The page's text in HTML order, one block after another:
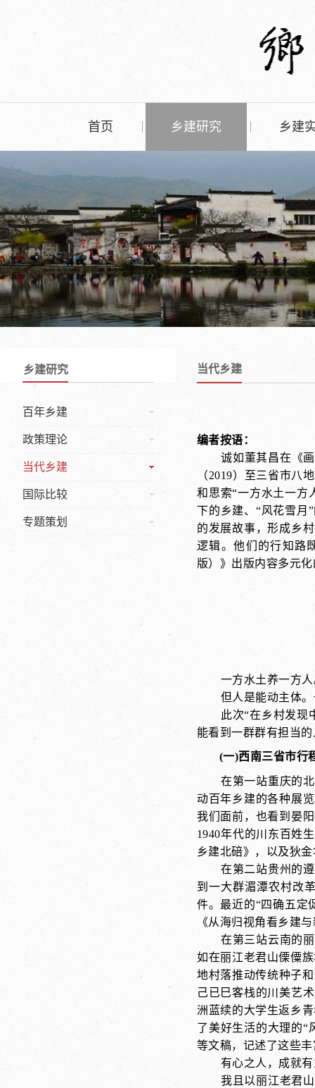
首页 乡建研究 乡建
乡建研究
百年乡建
政策理论
当代乡建
国际比较
专题策划
当代乡建
编者按语：
诚如董其昌在《
（2019）至三省市八
和思索“一方水土一方
下的乡建、“风花雪月
的发展故事，形成乡
逻辑。他们的行知路
版）》出版内容多元
一方水土养一方
但人是能动主体
此次“在乡村发现
能看到一群群有担当
(一)西南三省市行
在第一站重庆的
动百年乡建的各种展
我们面前，也看到晏
1940年代的川东百姓
乡建北碚》，以及狄
在第二站贵州的
到一大群湄潭农村改
件。最近的“四确五定
《从海归视角看乡建
在第三站云南的
如在丽江老君山傈僳
地村落推动传统种子
己已巳客栈的川美艺
洲蓝续的大学生返乡
了美好生活的大理的“
等文稿，记述了这些
有心之人，成就
我且以丽江老君